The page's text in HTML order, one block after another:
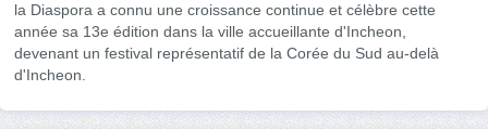
la Diaspora a connu une croissance continue et célèbre cette
année sa 13e édition dans la ville accueillante d'Incheon,
devenant un festival représentatif de la Corée du Sud au-delà
d'Incheon.